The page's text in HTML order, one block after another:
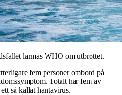
larmas WHO om utbrottet.
fem personer ombord på
Totalt har fem av
så kallat hantavirus.